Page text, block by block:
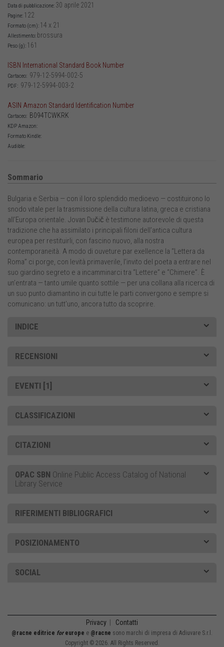
Data di pubblicazione: 30 aprile 2021
Pagine: 122
Formato (cm): 14 x 21
Allestimento: brossura
Peso (g): 161
ISBN International Standard Book Number
Cartaceo: 979-12-5994-002-5
PDF: 979-12-5994-003-2
ASIN Amazon Standard Identification Number
Cartaceo: B094TCWKRK
KDP Amazon:
Formato Kindle:
Audible:
Sommario
Bulgaria e Serbia — con il loro splendido medioevo — costituirono lo
snodo vitale per la trasmissione della cultura latina, greca e cristiana
all’Europa orientale. Jovan Dučič è testimone autorevole di questa
tradizione che ha assimilato i principali filoni dell’antica cultura
europea per restituirli, con fascino nuovo, alla nostra
contemporaneità. A modo di ouveture par exellence la “Lettera da
Roma” ci porge, con levità primaverile, l’invito del poeta a entrare nel
suo giardino segreto e a incamminarci tra “Lettere” e “Chimere”. È
un’entrata — tanto umile quanto sottile — per una collana alla ricerca di
un suo punto diamantino in cui tutte le parti convergono e sempre si
comunicano: un tutt’uno, ancora tutto da scoprire.
INDICE
RECENSIONI
EVENTI [1]
CLASSIFICAZIONI
CITAZIONI
OPAC SBN Online Public Access Catalog of National
Library Service
RIFERIMENTI BIBLIOGRAFICI
POSIZIONAMENTO
SOCIAL
Privacy Contatti
@racne editrice foreurope e @racne sono marchi di impresa di Adiuvare S.r.l.
Copyright © 2026. All Rights Reserved.